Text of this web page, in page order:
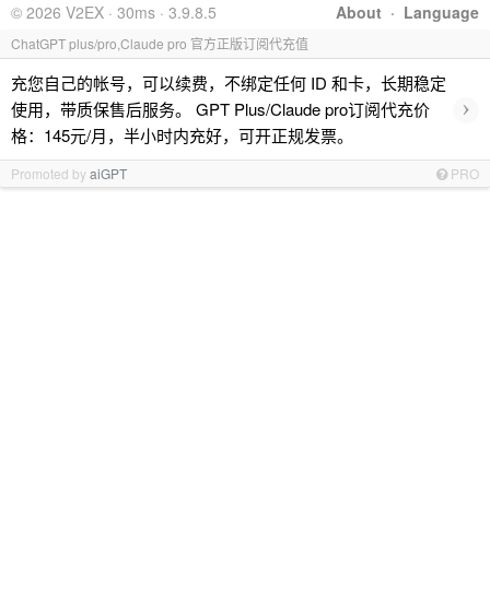
About · Language
© 2026 V2EX · 30ms · 3.9.8.5
ChatGPT plus/pro,Claude pro 官方正版订阅代充值
充您自己的帐号，可以续费，不绑定任何 ID 和卡，长期稳定
使用，带质保售后服务。 GPT Plus/Claude pro订阅代充价
格：145元/月，半小时内充好，可开正规发票。
›
Promoted byaiGPT PRO